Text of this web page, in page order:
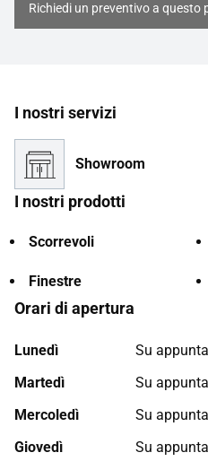
Richiedi un preventivo a questo
I nostri servizi
Showroom
I nostri prodotti
Scorrevoli
Finestre
Orari di apertura
Lunedì
Su
Martedì
Su
Mercoledì
Su
Giovedì
Su